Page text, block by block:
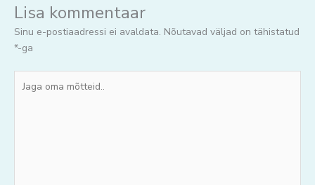
Lisa kommentaar
Sinu e-postiaadressi ei avaldata. Nõutavad väljad on tähistatud
*-ga
oma